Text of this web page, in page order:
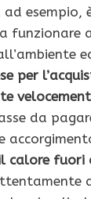
esempio,
funzionare
per
da
calore fuori